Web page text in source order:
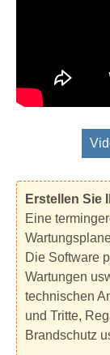
Erstellen Sie
Eine
Die Software
Wartungen
technischen
und Tritte,
Brandschutz